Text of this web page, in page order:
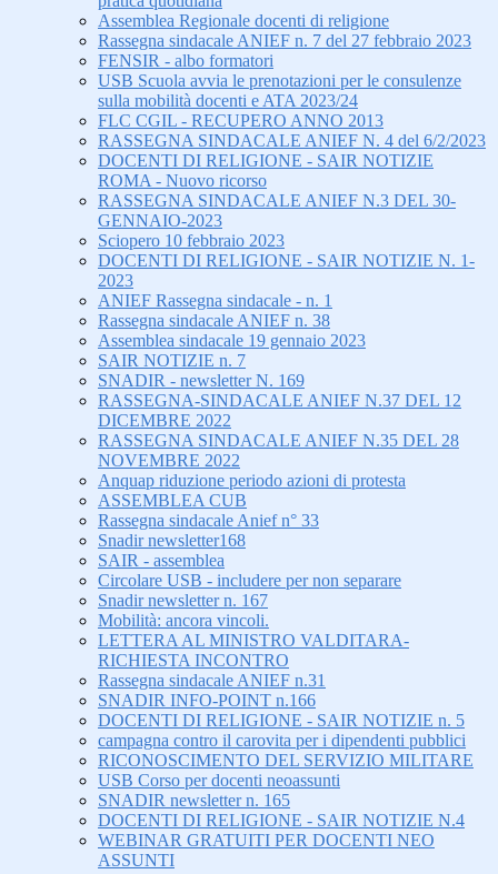
Assemblea Regionale docenti di religione
Rassegna sindacale ANIEF n. 7 del 27 febbraio 2023
FENSIR - albo formatori
USB Scuola avvia le prenotazioni per le consulenze
sulla mobilità docenti e ATA 2023/24
FLC CGIL - RECUPERO ANNO 2013
RASSEGNA SINDACALE ANIEF N. 4 del 6/2/2023
DOCENTI DI RELIGIONE - SAIR NOTIZIE
ROMA - Nuovo ricorso
RASSEGNA SINDACALE ANIEF N.3 DEL 30-
GENNAIO-2023
Sciopero 10 febbraio 2023
DOCENTI DI RELIGIONE - SAIR NOTIZIE N. 1-
2023
ANIEF Rassegna sindacale - n. 1
Rassegna sindacale ANIEF n. 38
Assemblea sindacale 19 gennaio 2023
SAIR NOTIZIE n. 7
SNADIR - newsletter N. 169
RASSEGNA-SINDACALE ANIEF N.37 DEL 12
DICEMBRE 2022
RASSEGNA SINDACALE ANIEF N.35 DEL 28
NOVEMBRE 2022
Anquap riduzione periodo azioni di protesta
ASSEMBLEA CUB
Rassegna sindacale Anief n° 33
Snadir newsletter168
SAIR - assemblea
Circolare USB - includere per non separare
Snadir newsletter n. 167
Mobilità: ancora vincoli.
LETTERA AL MINISTRO VALDITARA-
RICHIESTA INCONTRO
Rassegna sindacale ANIEF n.31
SNADIR INFO-POINT n.166
DOCENTI DI RELIGIONE - SAIR NOTIZIE n. 5
campagna contro il carovita per i dipendenti pubblici
RICONOSCIMENTO DEL SERVIZIO MILITARE
USB Corso per docenti neoassunti
SNADIR newsletter n. 165
DOCENTI DI RELIGIONE - SAIR NOTIZIE N.4
WEBINAR GRATUITI PER DOCENTI NEO
ASSUNTI